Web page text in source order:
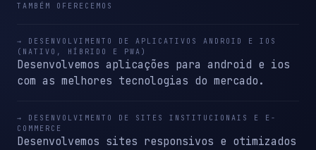
TAMBÉM OFERECEMOS
→ DESENVOLVIMENTO DE APLICATIVOS ANDROID E IOS
(NATIVO, HÍBRIDO E PWA)
Desenvolvemos aplicações para android e ios
com as melhores tecnologias do mercado.
→ DESENVOLVIMENTO DE SITES INSTITUCIONAIS E E-
COMMERCE
Desenvolvemos sites responsivos e otimizados